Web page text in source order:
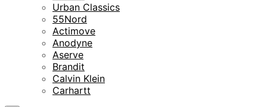
Urban Classics
55Nord
Actimove
Anodyne
Aserve
Brandit
Calvin Klein
Carhartt